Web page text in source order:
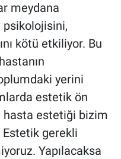
meydana
psikolojisini,
kötü etkiliyor. Bu
yerini
estetik ön
hasta estetiği bizim
Estetik gerekli
Yapılacaksa